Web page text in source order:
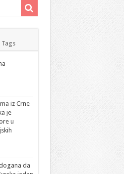
Tags
iz Crne
je
u
da